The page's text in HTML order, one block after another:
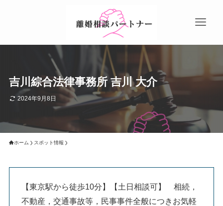
吉川綜合法律事務所 吉川 大介
2024年9月8日
ホーム スポット情報
【東京駅から徒歩10分】【土日相談可】 相続，
不動産，交通事故等，民事事件全般につきお気軽